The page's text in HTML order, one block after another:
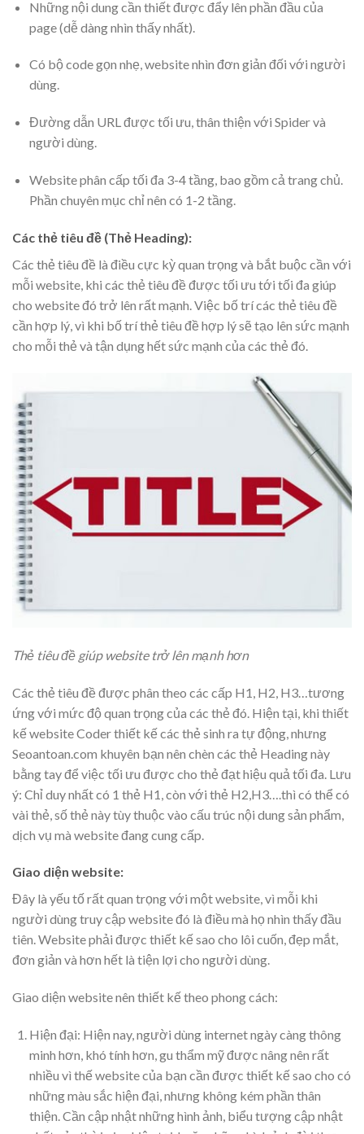
Những nội dung cần thiết được đẩy lên phần đầu của
page (dễ dàng nhìn thấy nhất).
Có bộ code gọn nhẹ, website nhìn đơn giản đối với người
dùng.
Đường dẫn URL được tối ưu, thân thiện với Spider và
người dùng.
Website phân cấp tối đa 3-4 tầng, bao gồm cả trang chủ.
Phần chuyên mục chỉ nên có 1-2 tầng.
Các thẻ tiêu đề (Thẻ Heading):
Các thẻ tiêu đề là điều cực kỳ quan trọng và bắt buộc cần với
mỗi website, khi các thẻ tiêu đề được tối ưu tới tối đa giúp
cho website đó trở lên rất mạnh. Việc bố trí các thẻ tiêu đề
cần hợp lý, vì khi bố trí thẻ tiêu đề hợp lý sẽ tạo lên sức mạnh
cho mỗi thẻ và tận dụng hết sức mạnh của các thẻ đó.
Thẻ tiêu đề giúp website trở lên mạnh hơn
Các thẻ tiêu đề được phân theo các cấp H1, H2, H3…tương
ứng với mức độ quan trọng của các thẻ đó. Hiện tại, khi thiết
kế website Coder thiết kế các thẻ sinh ra tự động, nhưng
Seoantoan.com khuyên bạn nên chèn các thẻ Heading này
bằng tay để việc tối ưu được cho thẻ đạt hiệu quả tối đa. Lưu
ý: Chỉ duy nhất có 1 thẻ H1, còn với thẻ H2,H3….thì có thể có
vài thẻ, số thẻ này tùy thuộc vào cấu trúc nội dung sản phẩm,
dịch vụ mà website đang cung cấp.
Giao diện website:
Đây là yếu tố rất quan trọng với một website, vì mỗi khi
người dùng truy cập website đó là điều mà họ nhìn thấy đầu
tiên. Website phải được thiết kế sao cho lôi cuốn, đẹp mắt,
đơn giản và hơn hết là tiện lợi cho người dùng.
Giao diện website nên thiết kế theo phong cách:
Hiện đại: Hiện nay, người dùng internet ngày càng thông
minh hơn, khó tính hơn, gu thẩm mỹ được nâng nên rất
nhiều vì thế website của bạn cần được thiết kế sao cho có
những màu sắc hiện đại, nhưng không kém phần thân
thiện. Cần cập nhật những hình ảnh, biểu tượng cập nhật